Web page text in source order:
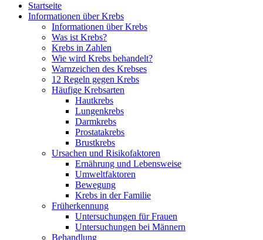
Startseite
Informationen über Krebs
Informationen über Krebs
Was ist Krebs?
Krebs in Zahlen
Wie wird Krebs behandelt?
Warnzeichen des Krebses
12 Regeln gegen Krebs
Häufige Krebsarten
Hautkrebs
Lungenkrebs
Darmkrebs
Prostatakrebs
Brustkrebs
Ursachen und Risikofaktoren
Ernährung und Lebensweise
Umweltfaktoren
Bewegung
Krebs in der Familie
Früherkennung
Untersuchungen für Frauen
Untersuchungen bei Männern
Behandlung